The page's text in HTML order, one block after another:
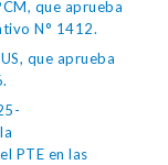
que aprueba
N° 1412.
que aprueba
PTE en las